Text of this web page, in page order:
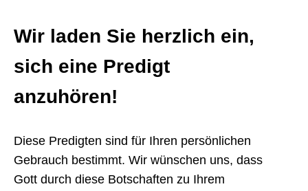
Wir laden Sie herzlich ein,
sich eine Predigt
anzuhören!
Diese Predigten sind für Ihren persönlichen
Gebrauch bestimmt. Wir wünschen uns, dass
Gott durch diese Botschaften zu Ihrem